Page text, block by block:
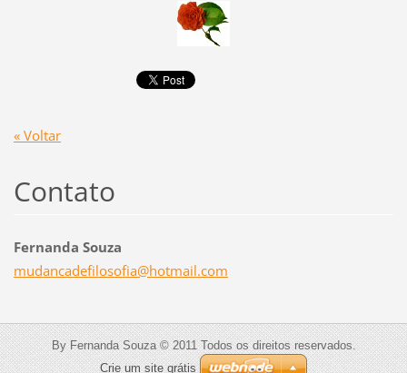
« Voltar
Contato
Fernanda Souza
mudancadefilosofia@hotmail.com
By Fernanda Souza © 2011 Todos os direitos reservados.
Crie um site grátis